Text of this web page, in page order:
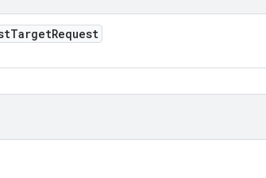
TargetRequest